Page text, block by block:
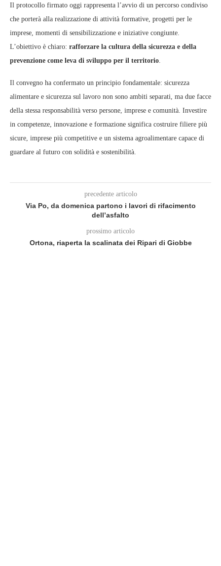
Il protocollo firmato oggi rappresenta l’avvio di un percorso condiviso
che porterà alla realizzazione di attività formative, progetti per le
imprese, momenti di sensibilizzazione e iniziative congiunte.
L’obiettivo è chiaro: rafforzare la cultura della sicurezza e della
prevenzione come leva di sviluppo per il territorio.
Il convegno ha confermato un principio fondamentale: sicurezza
alimentare e sicurezza sul lavoro non sono ambiti separati, ma due facce
della stessa responsabilità verso persone, imprese e comunità. Investire
in competenze, innovazione e formazione significa costruire filiere più
sicure, imprese più competitive e un sistema agroalimentare capace di
guardare al futuro con solidità e sostenibilità.
precedente articolo
Via Po, da domenica partono i lavori di rifacimento
dell’asfalto
prossimo articolo
Ortona, riaperta la scalinata dei Ripari di Giobbe